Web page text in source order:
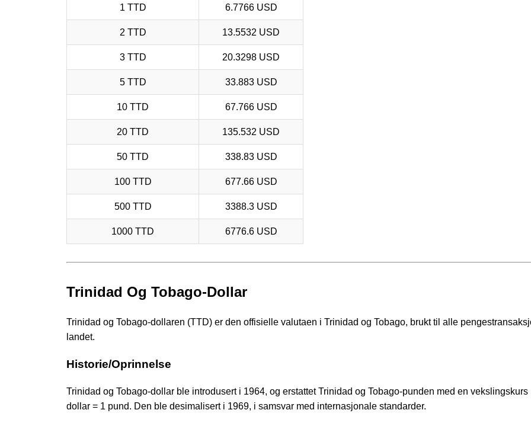
1 TTD 6.7766 USD
2 TTD 13.5532 USD
3 TTD 20.3298 USD
5 TTD 33.883 USD
10 TTD 67.766 USD
20 TTD 135.532 USD
50 TTD 338.83 USD
100 TTD 677.66 USD
500 TTD 3388.3 USD
1000 TTD 6776.6 USD
Trinidad Og Tobago-Dollar
Trinidad og Tobago-dollaren (TTD) er den offisielle valutaen i Trinidad og Tobago, brukt til alle
landet.
Historie/Oprinnelse
Trinidad og Tobago-dollar ble introdusert i 1964, og erstattet Trinidad og Tobago-punden med en vekslingskurs
dollar = 1 pund. Den ble desimalisert i 1969, i samsvar med internasjonale standarder.